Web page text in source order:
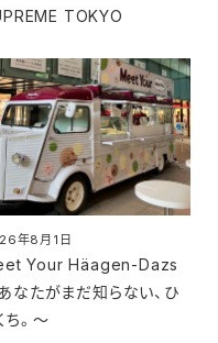
TOKYO
Your Häagen-Dazs
なたがまだ知らない、ひ
ち。～
日
年8月1日